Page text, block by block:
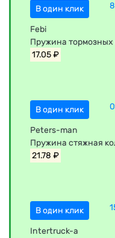
В один клик
Febi
Пружина тормозных
17.05 ₽
В один клик
Peters-man
Пружина стяжная
21.78 ₽
В один клик
Intertruck-a